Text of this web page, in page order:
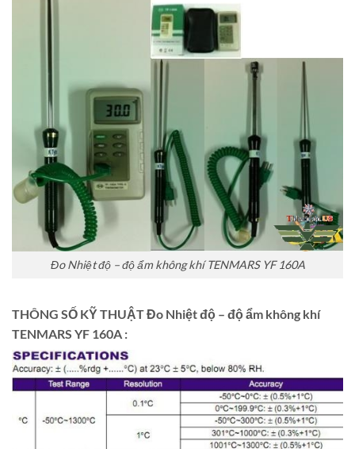
Đo Nhiệt độ – độ ẩm không khí TENMARS YF 160A
THÔNG SỐ KỸ THUẬT Đo Nhiệt độ – độ ẩm không khí
TENMARS YF 160A :